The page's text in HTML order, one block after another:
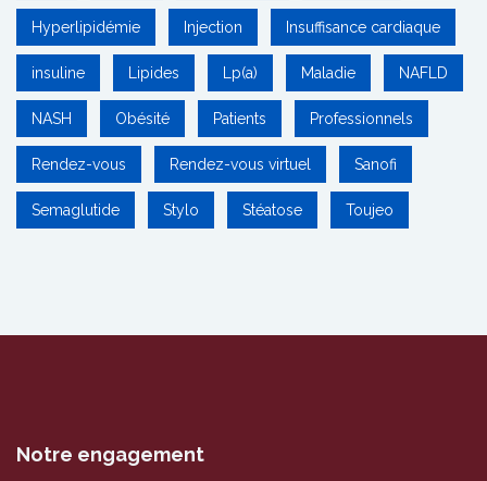
Hyperlipidémie Injection Insuffisance cardiaque
insuline Lipides Lp(a) Maladie NAFLD
NASH Obésité Patients Professionnels
Rendez-vous Rendez-vous virtuel Sanofi
Semaglutide Stylo Stéatose Toujeo
Notre engagement